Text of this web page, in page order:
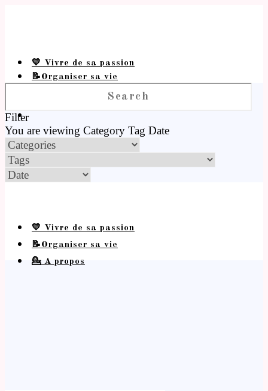
💛 Vivre de sa passion
📝Organiser sa vie
Filter
You are viewing Category Tag Date
💛 Vivre de sa passion
📝Organiser sa vie
💁 A propos